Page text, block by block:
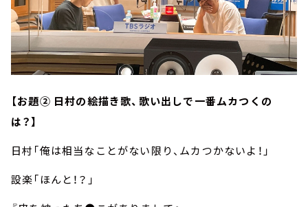
【お題② 日村の絵描き歌、歌い出しで一番ムカつくの
は？】
日村「俺は相当なことがない限り、ムカつかないよ！」
設楽「ほんと！？」